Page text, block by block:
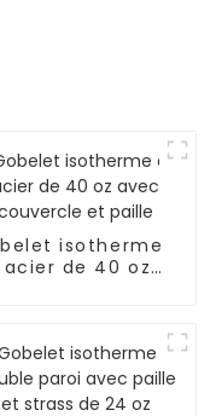
isotherme
de 40 oz